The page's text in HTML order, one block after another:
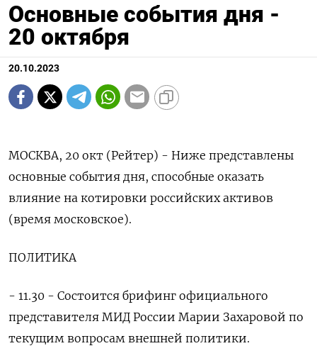
Основные события дня -
20 октября
20.10.2023
МОСКВА, 20 окт (Рейтер) - Ниже представлены
основные события дня, способные оказать
влияние на котировки российских активов
(время московское).
ПОЛИТИКА
- 11.30 - Состоится брифинг официального
представителя МИД России Марии Захаровой по
текущим вопросам внешней политики.